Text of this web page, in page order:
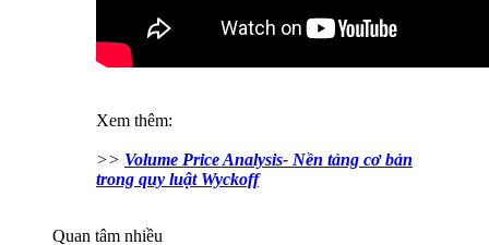
Xem thêm:
>> Volume Price Analysis- Nền tảng cơ bản
trong quy luật Wyckoff
Quan tâm nhiều